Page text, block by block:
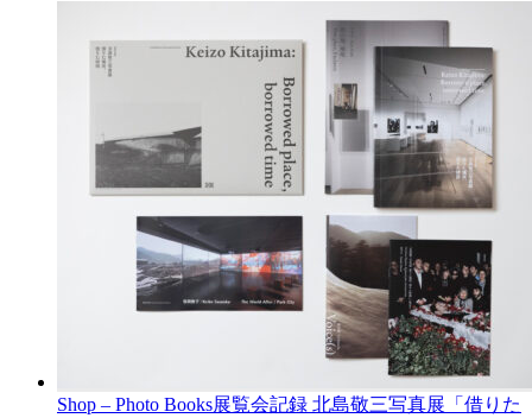
Shop – Photo Books展覧会記録 北島敬三写真展「借りた